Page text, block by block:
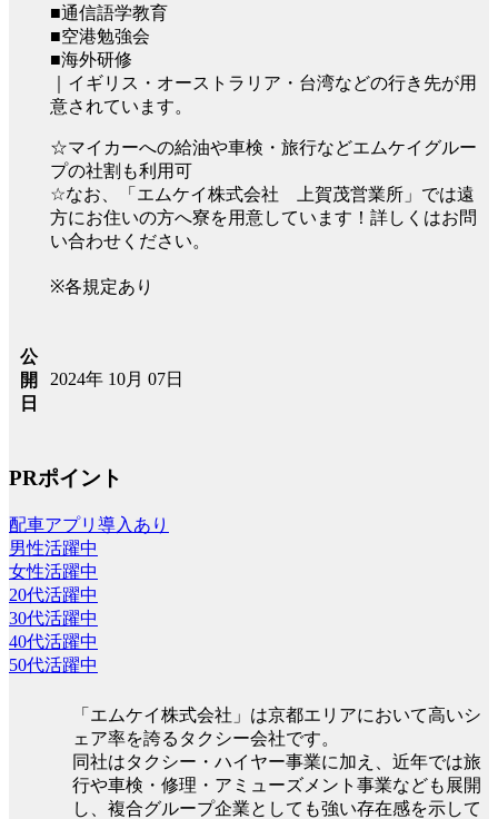
■通信語学教育
■空港勉強会
■海外研修
｜イギリス・オーストラリア・台湾などの行き先が用
意されています。
☆マイカーへの給油や車検・旅行などエムケイグルー
プの社割も利用可
☆なお、「エムケイ株式会社 上賀茂営業所」では遠
方にお住いの方へ寮を用意しています！詳しくはお問
い合わせください。
※各規定あり
公
開
日
2024年 10月 07日
PRポイント
配車アプリ導入あり
男性活躍中
女性活躍中
20代活躍中
30代活躍中
40代活躍中
50代活躍中
「エムケイ株式会社」は京都エリアにおいて高いシ
ェア率を誇るタクシー会社です。
同社はタクシー・ハイヤー事業に加え、近年では旅
行や車検・修理・アミューズメント事業なども展開
し、複合グループ企業としても強い存在感を示して